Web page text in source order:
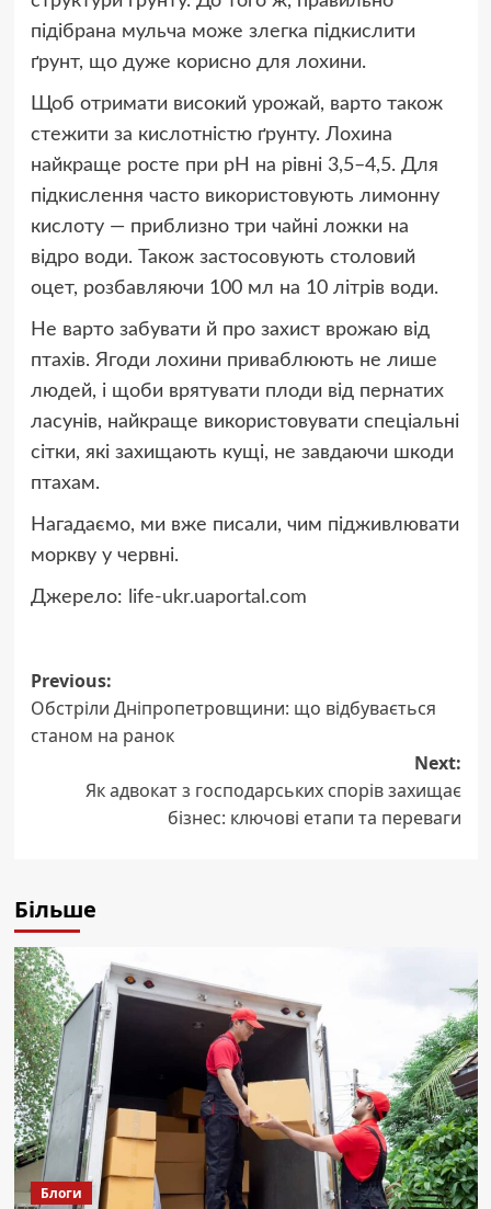
підібрана мульча може злегка підкислити
ґрунт, що дуже корисно для лохини.
Щоб отримати високий урожай, варто також
стежити за кислотністю ґрунту. Лохина
найкраще росте при pH на рівні 3,5–4,5. Для
підкислення часто використовують лимонну
кислоту — приблизно три чайні ложки на
відро води. Також застосовують столовий
оцет, розбавляючи 100 мл на 10 літрів води.
Не варто забувати й про захист врожаю від
птахів. Ягоди лохини приваблюють не лише
людей, і щоби врятувати плоди від пернатих
ласунів, найкраще використовувати спеціальні
сітки, які захищають кущі, не завдаючи шкоди
птахам.
Нагадаємо, ми вже писали, чим підживлювати
моркву у червні.
Джерело: life-ukr.uaportal.com
Post
navigation
Previous:
Обстріли Дніпропетровщини: що відбувається
станом на ранок
Next:
Як адвокат з господарських спорів захищає
бізнес: ключові етапи та переваги
Більше
Блоги